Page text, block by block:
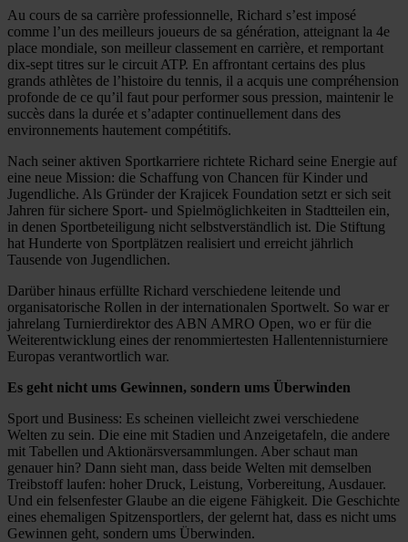
Au cours de sa carrière professionnelle, Richard s’est imposé
comme l’un des meilleurs joueurs de sa génération, atteignant la 4e
place mondiale, son meilleur classement en carrière, et remportant
dix-sept titres sur le circuit ATP. En affrontant certains des plus
grands athlètes de l’histoire du tennis, il a acquis une compréhension
profonde de ce qu’il faut pour performer sous pression, maintenir le
succès dans la durée et s’adapter continuellement dans des
environnements hautement compétitifs.
Nach seiner aktiven Sportkarriere richtete Richard seine Energie auf
eine neue Mission: die Schaffung von Chancen für Kinder und
Jugendliche. Als Gründer der Krajicek Foundation setzt er sich seit
Jahren für sichere Sport- und Spielmöglichkeiten in Stadtteilen ein,
in denen Sportbeteiligung nicht selbstverständlich ist. Die Stiftung
hat Hunderte von Sportplätzen realisiert und erreicht jährlich
Tausende von Jugendlichen.
Darüber hinaus erfüllte Richard verschiedene leitende und
organisatorische Rollen in der internationalen Sportwelt. So war er
jahrelang Turnierdirektor des ABN AMRO Open, wo er für die
Weiterentwicklung eines der renommiertesten Hallentennisturniere
Europas verantwortlich war.
Es geht nicht ums Gewinnen, sondern ums Überwinden
Sport und Business: Es scheinen vielleicht zwei verschiedene
Welten zu sein. Die eine mit Stadien und Anzeigetafeln, die andere
mit Tabellen und Aktionärsversammlungen. Aber schaut man
genauer hin? Dann sieht man, dass beide Welten mit demselben
Treibstoff laufen: hoher Druck, Leistung, Vorbereitung, Ausdauer.
Und ein felsenfester Glaube an die eigene Fähigkeit. Die Geschichte
eines ehemaligen Spitzensportlers, der gelernt hat, dass es nicht ums
Gewinnen geht, sondern ums Überwinden.